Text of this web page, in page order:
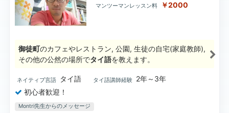
マンツーマンレッスン料 ￥2000
御徒町のカフェやレストラン, 公園, 生徒の自宅(家庭教師),
その他の公然の場所でタイ語を教えます。
ネイティブ言語 タイ語 タイ語講師経験
2年～3年
初心者歓迎！
Montri先生からのメッセージ